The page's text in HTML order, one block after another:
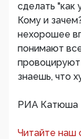
сделать "как
Кому и
нехорошее
понимают
знаешь, что
РИА Катюша
Читайте наш